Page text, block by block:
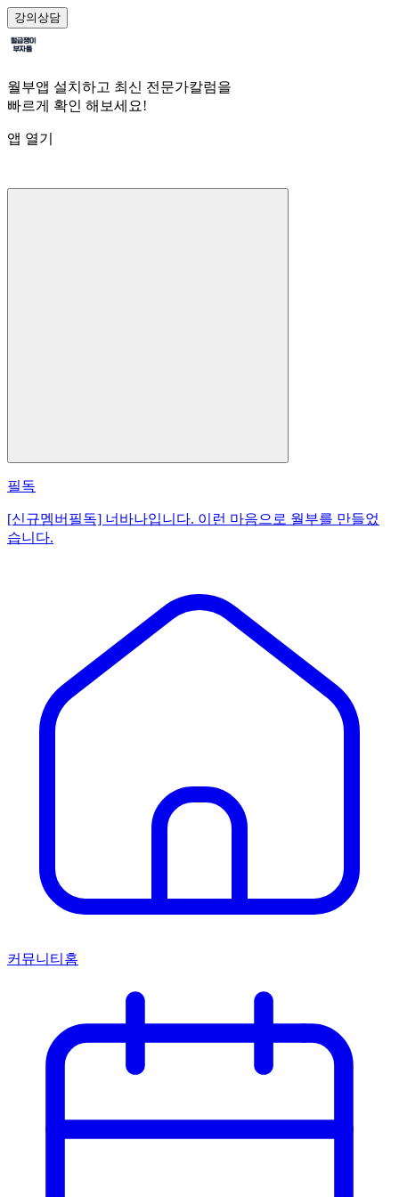
강의상담
월부앱 설치하고 최신 전문가칼럼을
빠르게 확인 해보세요!
앱 열기
필독
[신규멤버필독] 너바나입니다. 이런 마음으로 월부를 만들었
습니다.
커뮤니티홈